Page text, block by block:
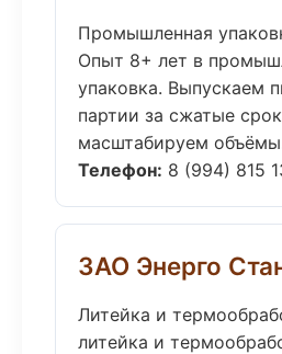
Промышленная
Опыт 8+ лет в
упаковка. Выпускаем
партии за сжатые
масштабируем
Телефон: 8 (994) 815
ЗАО Энерго
Литейка и
литейка и